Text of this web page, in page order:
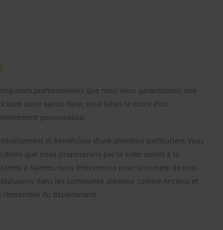
professionnels que nous vous garantissons une
notre savoir-faire, vous faites le choix d’un
personnalisé.
et bénéficiera d’une attention particulière. Vous
que nous proposerons par la suite seront à la
à Nantes, nous intervenons pour le compte de tous
dans les communes alentour comme Ancenis et
du département.